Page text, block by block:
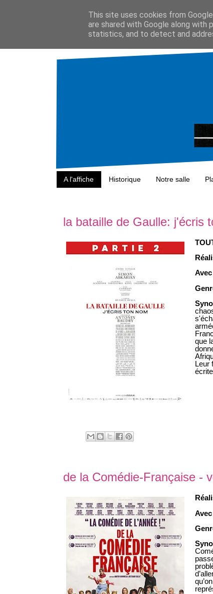
A l'affiche Historique Notre salle
la bataille de Gaulle: j'écris
que
Leur
de la Comédie-Française -
This site uses cookies from
are shared with Google along
statistics, and to detect and